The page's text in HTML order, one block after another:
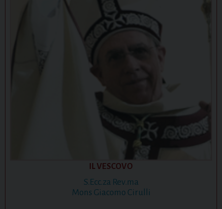
IL VESCOVO
S.Ecc.za Rev.ma
Mons Giacomo Cirulli